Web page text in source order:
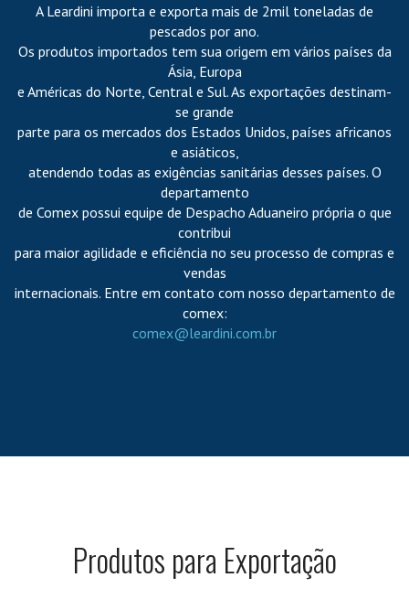
A Leardini importa e exporta mais de 2mil toneladas de
pescados por ano.
Os produtos importados tem sua origem em vários países da
Ásia, Europa
e Américas do Norte, Central e Sul. As exportações destinam-
se grande
parte para os mercados dos Estados Unidos, países africanos
e asiáticos,
atendendo todas as exigências sanitárias desses países. O
departamento
de Comex possui equipe de Despacho Aduaneiro própria o que
contribui
para maior agilidade e eficiência no seu processo de compras e
vendas
internacionais. Entre em contato com nosso departamento de
comex:
comex@leardini.com.br
Produtos para Exportação